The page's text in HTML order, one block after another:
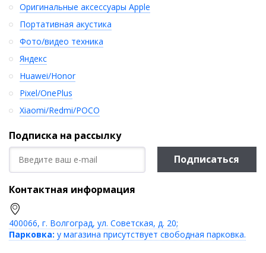
Оригинальные аксессуары Apple
Портативная акустика
Фото/видео техника
Яндекс
Huawei/Honor
Pixel/OnePlus
Xiaomi/Redmi/POCO
Подписка на рассылку
Подписаться
Контактная информация
400066, г. Волгоград, ул. Советская, д. 20;
Парковка: у магазина присутствует свободная парковка.